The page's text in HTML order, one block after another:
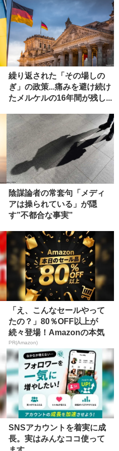
繰り返された「その場しの
ぎ」の政策...痛みを避け続け
たメルケルの16年間が残し...
陰謀論者の常套句「メディ
アは操られている」が隠
す”不都合な事実”
「え、こんなセールやって
たの？」80％OFF以上が
続々登場！Amazonの本気
が...
PR(Amazon)
SNSアカウントを着実に成
長。実はみんなココ使って